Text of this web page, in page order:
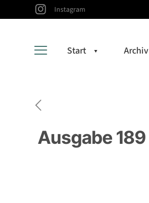
Instagram
Start Archiv
Ausgabe 189